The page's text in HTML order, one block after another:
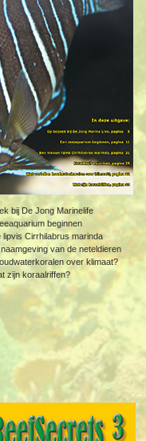
bij De Jong Marinelife
beginnen
lipvis Cirrhilabrus marinda
van de neteldieren
over klimaat?
zijn koraalriffen?